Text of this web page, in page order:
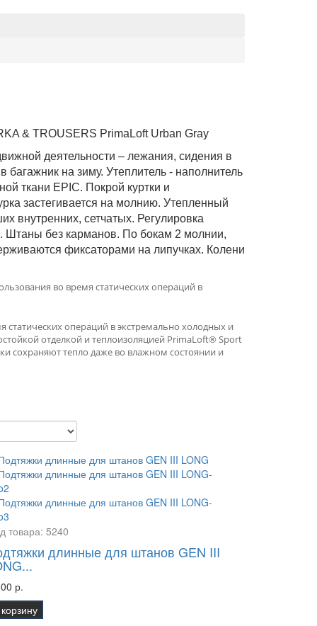
& TROUSERS PrimaLoft Urban Gray
деятельности – лежания, сидения в
на зиму. Утеплитель - наполнитель
ткани EPIC. Покрой куртки и
застегивается на молнию. Утепленный
внутренних, сетчатых. Регулировка
Штаны без карманов. По бокам 2 молнии,
фиксаторами на липучках. Колени
во время статических операций в
операций в экстремально холодных и
отделкой и теплоизоляцией PrimaLoft® Sport
сохраняют тепло даже во влажном состоянии и
товара: 5240
длинные для штанов GEN III
р.